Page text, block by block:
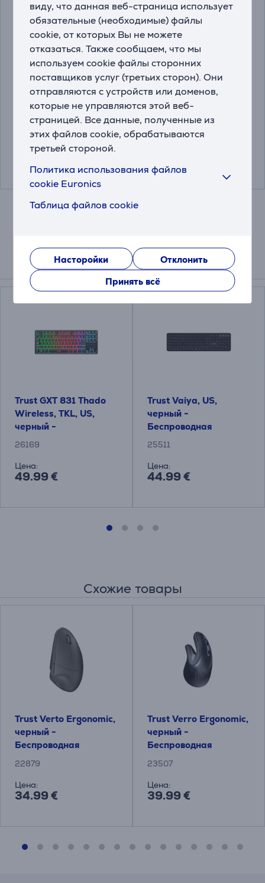
виду, что данная веб-страница использует
обязательные (необходимые) файлы
cookie, от которых Вы не можете
отказаться. Также сообщаем, что мы
используем cookie файлы сторонних
поставщиков услуг (третьих сторон). Они
отправляются с устройств или доменов,
которые не управляются этой веб-
страницей. Все данные, полученные из
этих файлов cookie, обрабатываются
третьей стороной.
Политика использования файлов
cookie Euronics
Таблица файлов cookie
Насторойки
Отклонить
Принять всё
Logitech Studio, синий
- Коврик для мыши
956-000051
Цена для друга:
4.99 €
14.99 €
Hama Easy, черный -
Коврик для мыши
00126858
Подходящие товары
Trust GXT 831 Thado
Wireless, TKL, US,
черный -
Беспроводная
26169
Цена:
49.99 €
Trust Vaiya, US,
черный -
Беспроводная
клавиатура
25511
Цена:
44.99 €
Схожие товары
Trust Verto Ergonomic,
черный -
Беспроводная
оптическая мышь
22879
Цена:
34.99 €
Trust Verro Ergonomic,
черный -
Беспроводная
оптическая мышь
23507
Цена:
39.99 €